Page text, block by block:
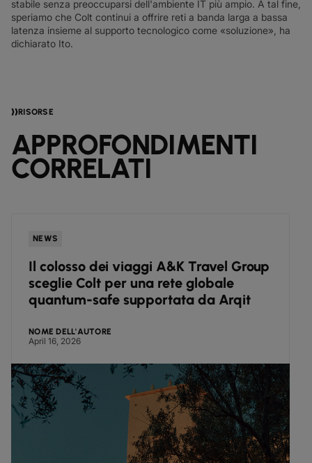
stabile senza preoccuparsi dell'ambiente IT più ampio. A tal fine,
speriamo che Colt continui a offrire reti a banda larga a bassa
latenza insieme al supporto tecnologico come «soluzione», ha
dichiarato Ito.
RISORSE
APPROFONDIMENTI
CORRELATI
NEWS
Il colosso dei viaggi A&K Travel Group
sceglie Colt per una rete globale
quantum-safe supportata da Arqit
NOME DELL'AUTORE
April 16, 2026